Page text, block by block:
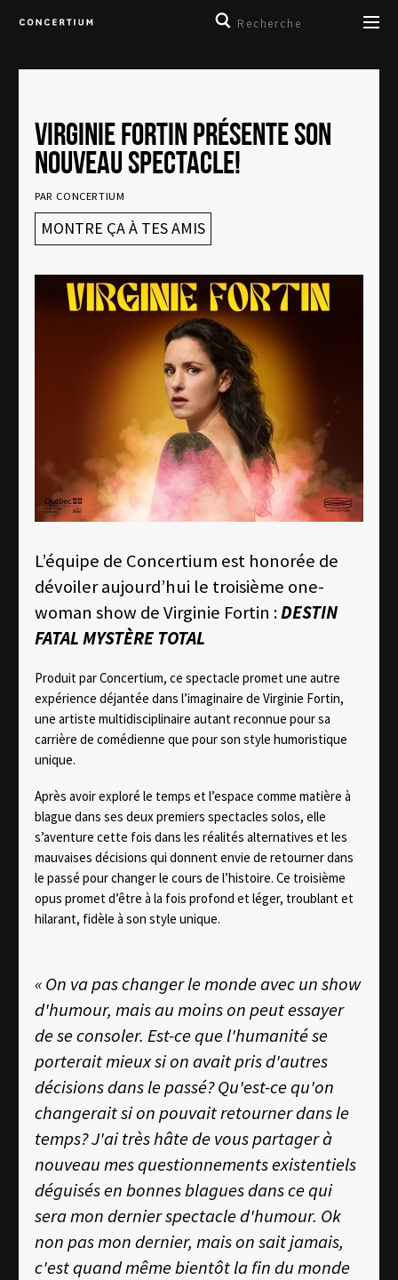
VIRGINIE FORTIN PRÉSENTE SON
NOUVEAU SPECTACLE!
PAR CONCERTIUM
MONTRE ÇA À TES AMIS
L’équipe de Concertium est honorée de
dévoiler aujourd’hui le troisième one-
woman show de Virginie Fortin :DESTIN
FATAL MYSTÈRE TOTAL
Produit par Concertium, ce spectacle promet une autre
expérience déjantée dans l’imaginaire de Virginie Fortin,
une artiste multidisciplinaire autant reconnue pour sa
carrière de comédienne que pour son style humoristique
unique.
Après avoir exploré le temps et l’espace comme matière à
blague dans ses deux premiers spectacles solos, elle
s’aventure cette fois dans les réalités alternatives et les
mauvaises décisions qui donnent envie de retourner dans
le passé pour changer le cours de l’histoire. Ce troisième
opus promet d’être à la fois profond et léger, troublant et
hilarant, fidèle à son style unique.
« On va pas changer le monde avec un show
d'humour, mais au moins on peut essayer
de se consoler. Est-ce que l'humanité se
porterait mieux si on avait pris d'autres
décisions dans le passé? Qu'est-ce qu'on
changerait si on pouvait retourner dans le
temps? J'ai très hâte de vous partager à
nouveau mes questionnements existentiels
déguisés en bonnes blagues dans ce qui
sera mon dernier spectacle d'humour. Ok
non pas mon dernier, mais on sait jamais,
c'est quand même bientôt la fin du monde